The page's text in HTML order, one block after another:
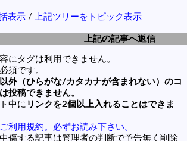
表示 / 上記ツリーをトピック表示
上記の記事へ返信
にタグは利用できません。
須です。
外（ひらがな/カタカナが含まれない）のコ
投稿できません。
中に リンクを2個以上入れることはできま
利用規約。必ずお読み下さい。
傷する記事は管理者の判断で予告無く削除